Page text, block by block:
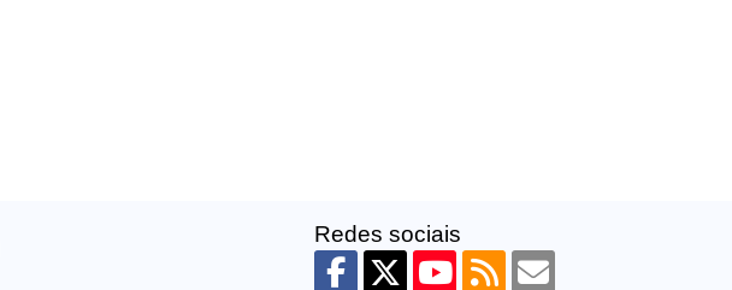
Redes sociais